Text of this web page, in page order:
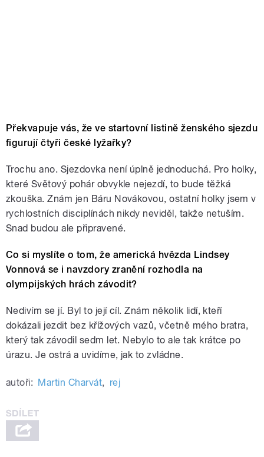
Překvapuje vás, že ve startovní listině ženského sjezdu
figurují čtyři české lyžařky?
Trochu ano. Sjezdovka není úplně jednoduchá. Pro holky,
které Světový pohár obvykle nejezdí, to bude těžká
zkouška. Znám jen Báru Novákovou, ostatní holky jsem v
rychlostních disciplínách nikdy neviděl, takže netuším.
Snad budou ale připravené.
Co si myslíte o tom, že americká hvězda Lindsey
Vonnová se i navzdory zranění rozhodla na
olympijských hrách závodit?
Nedivím se jí. Byl to její cíl. Znám několik lidí, kteří
dokázali jezdit bez křížových vazů, včetně mého bratra,
který tak závodil sedm let. Nebylo to ale tak krátce po
úrazu. Je ostrá a uvidíme, jak to zvládne.
autoři: Martin Charvát, rej